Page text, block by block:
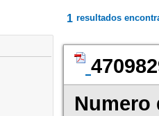
1 resultados
Numero